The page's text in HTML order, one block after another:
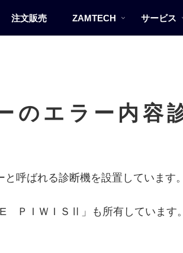
注文販売 ZAMTECH サービス
のエラー内容
呼ばれる診断機を設置しています。
ＰＩＷＩＳⅡ」も所有しています